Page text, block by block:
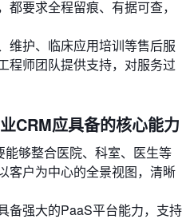
要求全程留痕、有据可查，
维护、临床应用培训等售后服
程师团队提供支持，对服务过
CRM应具备的核心能力
能够整合医院、科室、医生等
客户为中心的全景视图，清晰
备强大的PaaS平台能力，支持